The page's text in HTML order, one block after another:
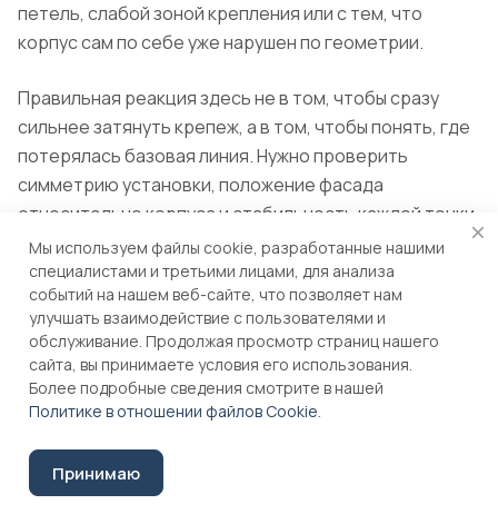
петель, слабой зоной крепления или с тем, что
корпус сам по себе уже нарушен по геометрии.
Правильная реакция здесь не в том, чтобы сразу
сильнее затянуть крепеж, а в том, чтобы понять, где
потерялась базовая линия. Нужно проверить
симметрию установки, положение фасада
относительно корпуса и стабильность каждой точки
крепления. Такой разбор помогает не лечить
следствие вместо причины.
Если фасад цепляет корпус или соседние
элементы
Когда после установки фасад начинает задевать
проблема обычно говорит о нарушении траектории
движения. Ее может давать неподходящее
Мы используем файлы cookie, разработанные нашими
специалистами и третьими лицами, для анализа
событий на нашем веб-сайте, что позволяет нам
улучшать взаимодействие с пользователями и
обслуживание. Продолжая просмотр страниц нашего
сайта, вы принимаете условия его использования.
Более подробные сведения смотрите в нашей
Политике в отношении файлов Cookie.
Принимаю